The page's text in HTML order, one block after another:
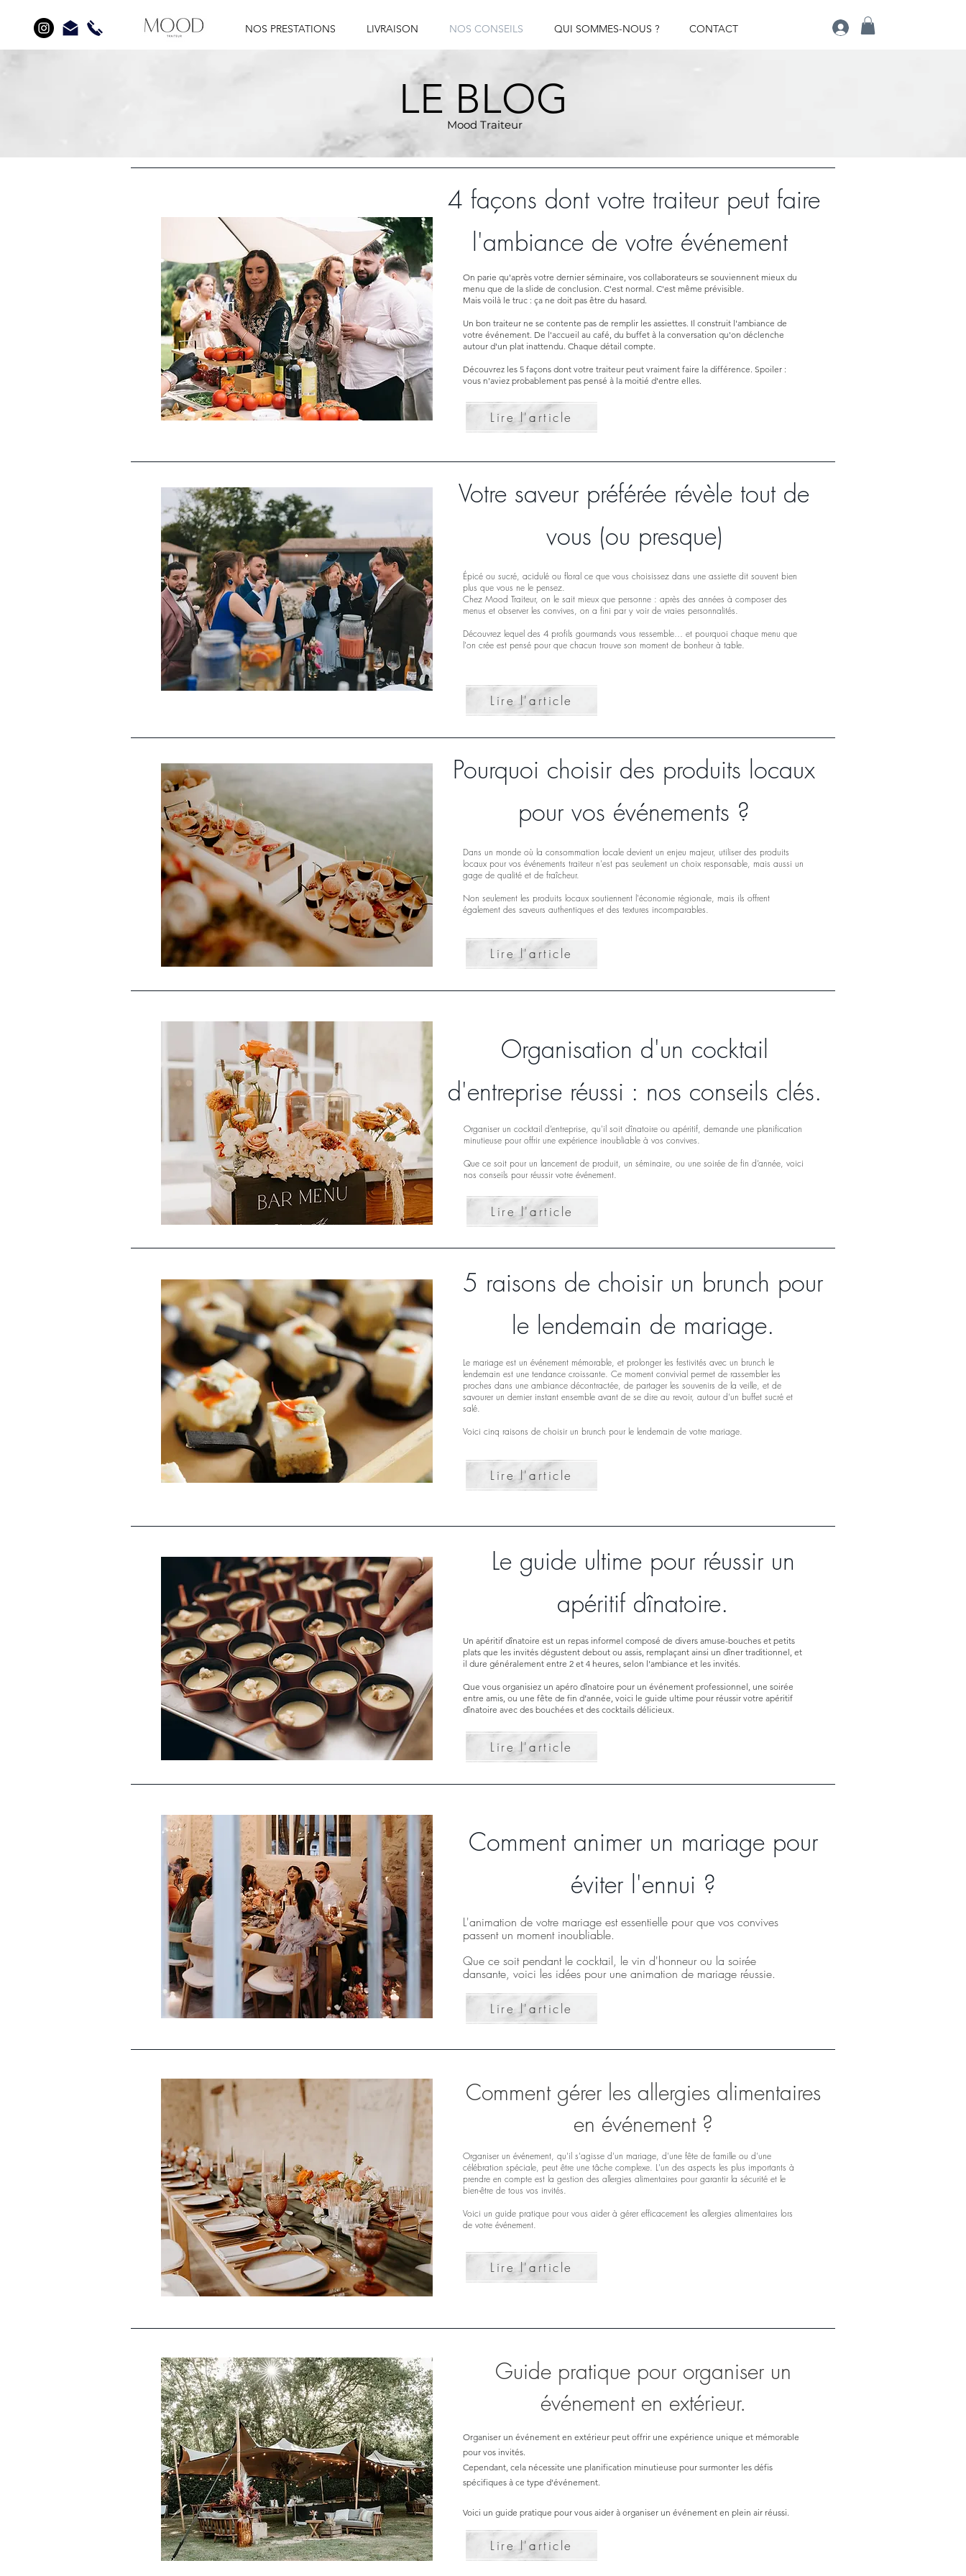
NOS PRESTATIONS LIVRAISON NOS CONSEILS QUI SOMMES-NOUS ? CONTACT
LE BLOG
Mood Traiteur
4 façons dont votre traiteur peut faire
l'ambiance de votre événement
On parie qu'après votre dernier séminaire, vos collaborateurs se souviennent mieux du
menu que de la slide de conclusion. C'est normal. C'est même prévisible.
Mais voilà le truc : ça ne doit pas être du hasard.
Un bon traiteur ne se contente pas de remplir les assiettes. Il construit l'ambiance de
votre événement. De l'accueil au café, du buffet à la conversation qu'on déclenche
autour d'un plat inattendu. Chaque détail compte.
Découvrez les 5 façons dont votre traiteur peut vraiment faire la différence. Spoiler :
vous n'aviez probablement pas pensé à la moitié d'entre elles.
Lire l'article
Votre saveur préférée révèle tout de
vous (ou presque)
Épicé ou sucré, acidulé ou floral ce que vous choisissez dans une assiette dit souvent bien
plus que vous ne le pensez.
Chez Mood Traiteur, on le sait mieux que personne : après des années à composer des
menus et observer les convives, on a fini par y voir de vraies personnalités.
Découvrez lequel des 4 profils gourmands vous ressemble… et pourquoi chaque menu que
l'on crée est pensé pour que chacun trouve son moment de bonheur à table.
Lire l'article
Pourquoi choisir des produits locaux
pour vos événements ?
Dans un monde où la consommation locale devient un enjeu majeur, utiliser des produits
locaux pour vos événements traiteur n'est pas seulement un choix responsable, mais aussi un
gage de qualité et de fraîcheur.
Non seulement les produits locaux soutiennent l'économie régionale, mais ils offrent
également des saveurs authentiques et des textures incomparables.
Lire l'article
Organisation d'un cocktail
d'entreprise réussi : nos conseils clés.
Organiser un cocktail d’entreprise, qu'il soit dînatoire ou apéritif, demande une planification
minutieuse pour offrir une expérience inoubliable à vos convives.
Que ce soit pour un lancement de produit, un séminaire, ou une soirée de fin d’année, voici
nos conseils pour réussir votre événement.
Lire l'article
5 raisons de choisir un brunch pour
le lendemain de mariage.
Le mariage est un événement mémorable, et prolonger les festivités avec un brunch le
lendemain est une tendance croissante. Ce moment convivial permet de rassembler les
proches dans une ambiance décontractée, de partager les souvenirs de la veille, et de
savourer un dernier instant ensemble avant de se dire au revoir, autour d’un buffet sucré et
salé.
Voici cinq raisons de choisir un brunch pour le lendemain de votre mariage.
Lire l'article
Le guide ultime pour réussir un
apéritif dînatoire.
Un apéritif dînatoire est un repas informel composé de divers amuse-bouches et petits
plats que les invités dégustent debout ou assis, remplaçant ainsi un dîner traditionnel, et
il dure généralement entre 2 et 4 heures, selon l'ambiance et les invités.
Que vous organisiez un apéro dînatoire pour un événement professionnel, une soirée
entre amis, ou une fête de fin d’année, voici le guide ultime pour réussir votre apéritif
dînatoire avec des bouchées et des cocktails délicieux.
Lire l'article
Comment animer un mariage pour
éviter l'ennui ?
L'animation de votre mariage est essentielle pour que vos convives
passent un moment inoubliable.
Que ce soit pendant le cocktail, le vin d'honneur ou la soirée
dansante, voici les idées pour une animation de mariage réussie.
Lire l'article
Comment gérer les allergies alimentaires
en événement ?
Organiser un événement, qu'il s'agisse d'un mariage, d'une fête de famille ou d'une
célébration spéciale, peut être une tâche complexe. L'un des aspects les plus importants à
prendre en compte est la gestion des allergies alimentaires pour garantir la sécurité et le
bien-être de tous vos invités.
Voici un guide pratique pour vous aider à gérer efficacement les allergies alimentaires lors
de votre événement.
Lire l'article
Guide pratique pour organiser un
événement en extérieur.
Organiser un événement en extérieur peut offrir une expérience unique et mémorable
pour vos invités.
Cependant, cela nécessite une planification minutieuse pour surmonter les défis
spécifiques à ce type d'événement.
Voici un guide pratique pour vous aider à organiser un événement en plein air réussi.
Lire l'article